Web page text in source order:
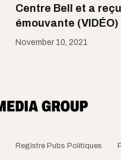
Centre Bell et a
émouvante (VIDÉO)
November 10, 2021
Registre Pubs Politiques